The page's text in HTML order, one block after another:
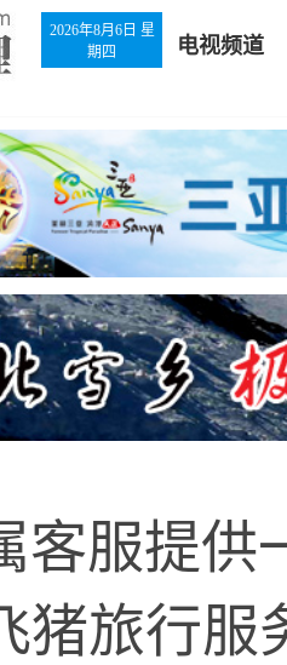
2026年8月6日 星
期四
电视频道
客服提供
猪旅行服